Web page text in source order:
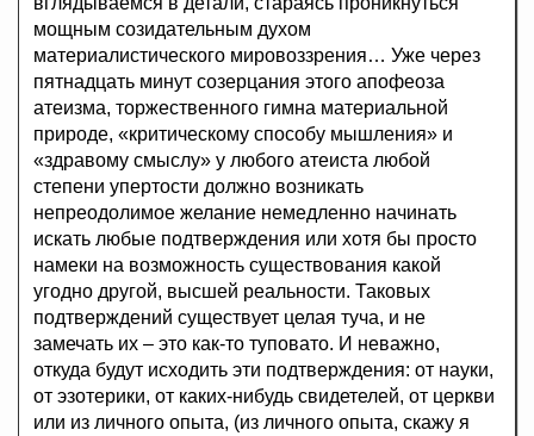
мощным созидательным духом
материалистического мировоззрения… Уже через
пятнадцать минут созерцания этого апофеоза
атеизма, торжественного гимна материальной
природе, «критическому способу мышления» и
«здравому смыслу» у любого атеиста любой
степени упертости должно возникать
непреодолимое желание немедленно начинать
искать любые подтверждения или хотя бы просто
намеки на возможность существования какой
угодно другой, высшей реальности. Таковых
подтверждений существует целая туча, и не
замечать их – это как-то туповато. И неважно,
откуда будут исходить эти подтверждения: от науки,
от эзотерики, от каких-нибудь свидетелей, от церкви
или из личного опыта, (из личного опыта, скажу я